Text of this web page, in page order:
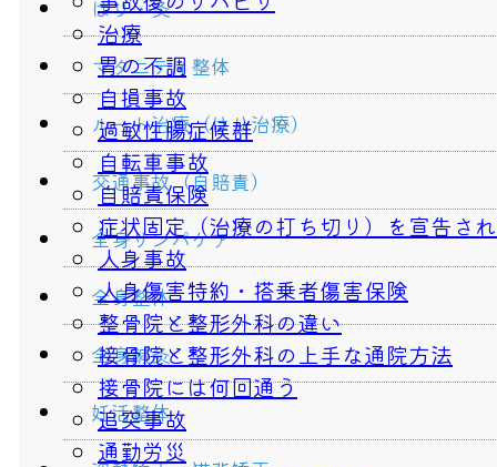
治療
胃の不調
自損事故
過敏性腸症候群
自転車事故
自賠責保険
症状固定（治療の打ち切り）を宣告さ
人身事故
人身傷害特約・搭乗者傷害保険
整骨院と整形外科の違い
接骨院と整形外科の上手な通院方法
接骨院には何回通う
追突事故
通勤労災
はり・灸
マタニティ整体
ルート治療（はり治療）
交通事故（自賠責）
全身リンパケア
全身整体
全身鍼灸
妊活整体